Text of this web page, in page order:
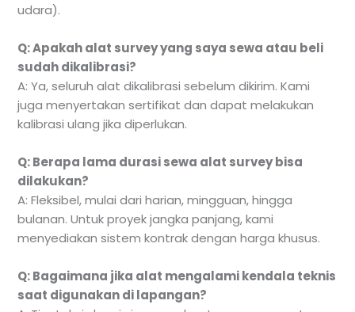
udara).
Q: Apakah alat survey yang saya sewa atau beli
sudah dikalibrasi?
A: Ya, seluruh alat dikalibrasi sebelum dikirim. Kami
juga menyertakan sertifikat dan dapat melakukan
kalibrasi ulang jika diperlukan.
Q: Berapa lama durasi sewa alat survey bisa
dilakukan?
A: Fleksibel, mulai dari harian, mingguan, hingga
bulanan. Untuk proyek jangka panjang, kami
menyediakan sistem kontrak dengan harga khusus.
Q: Bagaimana jika alat mengalami kendala teknis
saat digunakan di lapangan?